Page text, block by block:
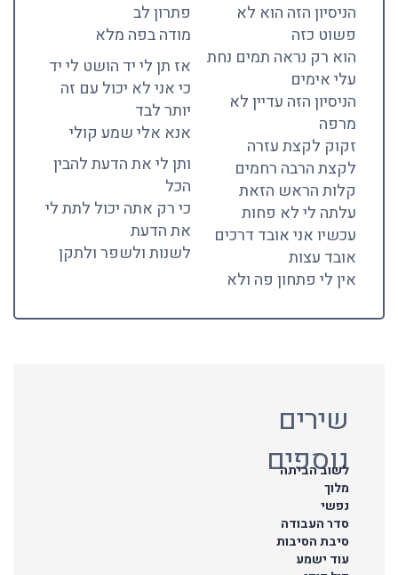
הניסיון הזה הוא לא
פשוט כזה
הוא רק נראה תמים נחת
עלי אימים
הניסיון הזה עדיין לא
מרפה
זקוק לקצת עזרה
לקצת הרבה רחמים
קלות הראש הזאת
עלתה לי לא פחות
עכשיו אני אובד דרכים
אובד עצות
אין לי פתחון פה ולא
פתרון לב
מודה בפה מלא
אז תן לי יד הושט לי יד
כי אני לא יכול עם זה
יותר לבד
אנא אלי שמע קולי
ותן לי את הדעת להבין
הכל
כי רק אתה יכול לתת לי
את הדעת
לשנות ולשפר ולתקן
שירים
נוספים
לשוב הביתה
מלוך
נפשי
סדר העבודה
סיבת הסיבות
עוד ישמע